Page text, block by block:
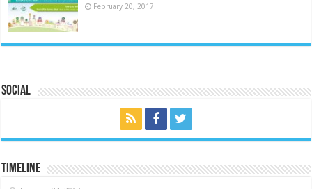
February 20, 2017
Social
Timeline